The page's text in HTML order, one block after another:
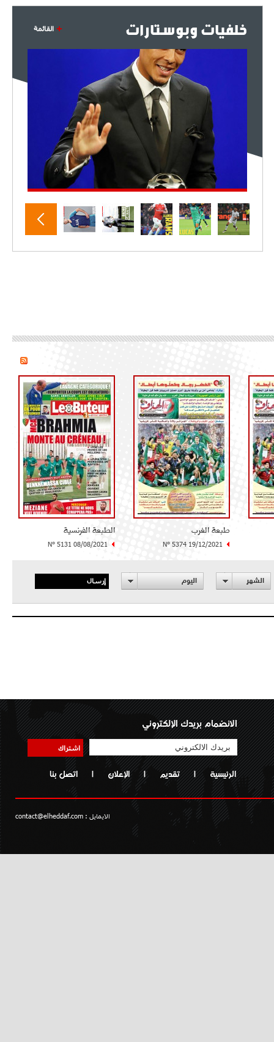
خلفيات وبوستارات القائمة
طبعة الغرب
N° 5374 19/12/2021
الطبعة الفرنسية
N° 5131 08/08/2021
الشهر اليوم إرسال
الانضمام بريدك الإلكتروني
اشتراك
الرئيسية | تقديم | الإعلان | اتصل بنا
الايمايل : contact@elheddaf.com